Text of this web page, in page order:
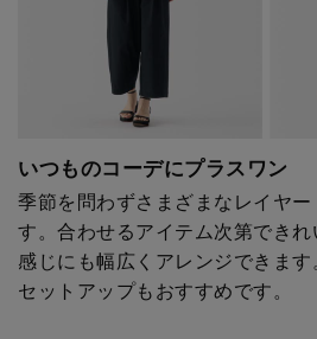
いつものコーデにプラスワン
季節を問わずさまざまなレイヤー
す。合わせるアイテム次第でき
感じにも幅広くアレンジできま
セットアップもおすすめです。